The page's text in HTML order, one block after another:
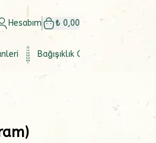
Hesabım ₺ 0,00
Bağışıklık Güçlendirici